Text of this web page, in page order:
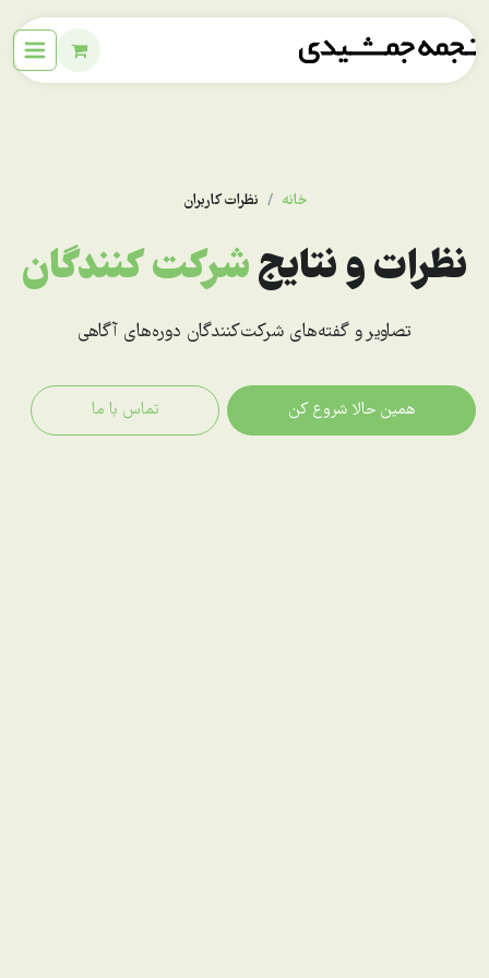
خانه نظرات کاربران
نظرات و نتایجشرکت کنندگان
تصاویر و گفته‌های شرکت‌کنندگان دوره‌های آگاهی
همین حالا شروع کن تماس با ما